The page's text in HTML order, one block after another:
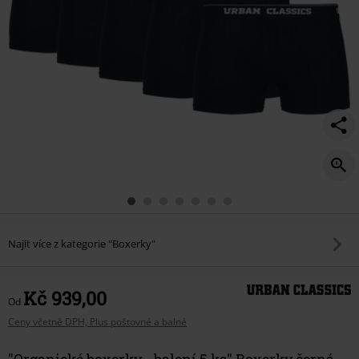
Najít více z kategorie "Boxerky"
Od Kč 939,00
Ceny včetně DPH, Plus poštovné a balné